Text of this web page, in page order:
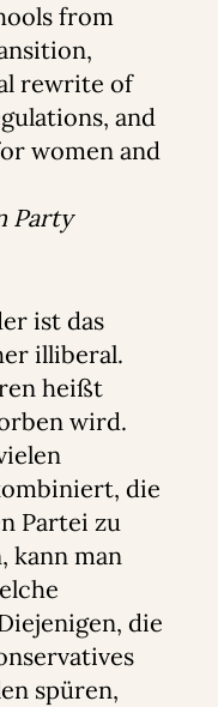
from
rewrite of
and
women and
Party
ist das
illiberal.
heißt
wird.
die
Partei zu
kann man
die
spüren,